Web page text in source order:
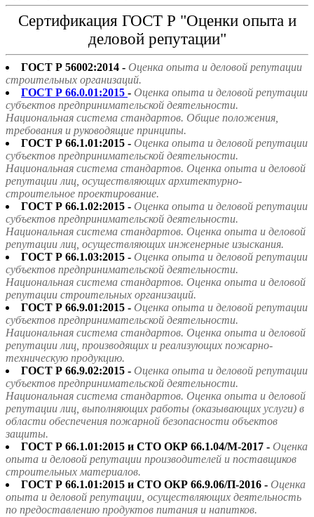
Сертификация ГОСТ Р "Оценки опыта и
деловой репутации"
ГОСТ Р 56002:2014 - Оценка опыта и деловой репутации
строительных организаций.
ГОСТ Р 66.0.01:2015 - Оценка опыта и деловой репутации
субъектов предпринимательской деятельности.
Национальная система стандартов. Общие положения,
требования и руководящие принципы.
ГОСТ Р 66.1.01:2015 - Оценка опыта и деловой репутации
субъектов предпринимательской деятельности.
Национальная система стандартов. Оценка опыта и деловой
репутации лиц, осуществляющих архитектурно-
строительное проектирование.
ГОСТ Р 66.1.02:2015 - Оценка опыта и деловой репутации
субъектов предпринимательской деятельности.
Национальная система стандартов. Оценка опыта и деловой
репутации лиц, осуществляющих инженерные изыскания.
ГОСТ Р 66.1.03:2015 - Оценка опыта и деловой репутации
субъектов предпринимательской деятельности.
Национальная система стандартов. Оценка опыта и деловой
репутации строительных организаций.
ГОСТ Р 66.9.01:2015 - Оценка опыта и деловой репутации
субъектов предпринимательской деятельности.
Национальная система стандартов. Оценка опыта и деловой
репутации лиц, производящих и реализующих пожарно-
техническую продукцию.
ГОСТ Р 66.9.02:2015 - Оценка опыта и деловой репутации
субъектов предпринимательской деятельности.
Национальная система стандартов. Оценка опыта и деловой
репутации лиц, выполняющих работы (оказывающих услуги) в
области обеспечения пожарной безопасности объектов
защиты.
ГОСТ Р 66.1.01:2015 и СТО ОКР 66.1.04/М-2017 - Оценка
опыта и деловой репутации производителей и поставщиков
строительных материалов.
ГОСТ Р 66.1.01:2015 и СТО ОКР 66.9.06/П-2016 - Оценка
опыта и деловой репутации, осуществляющих деятельность
по предоставлению продуктов питания и напитков.